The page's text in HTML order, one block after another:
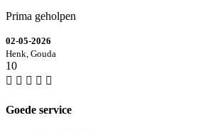
Prima geholpen
02-05-2026
Henk, Gouda
10
Goede service